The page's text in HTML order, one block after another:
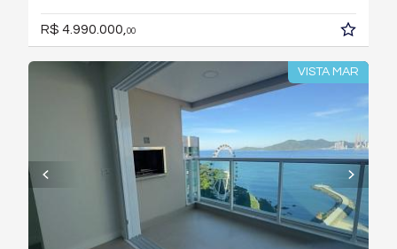
R$ 4.990.000, 00
VISTA MAR